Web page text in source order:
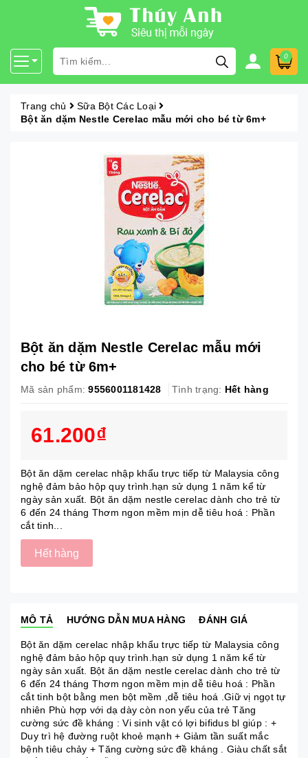
0
Trang chủ
Sữa Bột Các Loại
Bột ăn dặm Nestle Cerelac mẫu mới cho bé từ 6m+
Bột ăn dặm Nestle Cerelac mẫu mới
cho bé từ 6m+
Mã sản phẩm: 9556001181428 Tình trạng: Hết hàng
61.200₫
Bột ăn dặm cerelac nhập khẩu trực tiếp từ Malaysia công
nghệ đảm bảo hộp quy trình.hạn sử dụng 1 năm kể từ
ngày sản xuất. Bột ăn dặm nestle cerelac dành cho trẻ từ
6 đến 24 tháng Thơm ngon mềm mịn dễ tiêu hoá : Phần
cắt tinh...
Hết hàng
MÔ TẢ HƯỚNG DẪN MUA HÀNG ĐÁNH GIÁ
Bột ăn dặm cerelac nhập khẩu trực tiếp từ Malaysia công
nghệ đảm bảo hộp quy trình.hạn sử dụng 1 năm kể từ
ngày sản xuất. Bột ăn dặm nestle cerelac dành cho trẻ từ
6 đến 24 tháng Thơm ngon mềm mịn dễ tiêu hoá : Phần
cắt tinh bột bằng men bột mềm ,dễ tiêu hoá .Giữ vị ngọt tự
nhiên Phù hợp với dạ dày còn non yếu của trẻ Tăng
cường sức đề kháng : Vi sinh vật có lợi bifidus bl giúp : +
Duy trì hệ đường ruột khoẻ mạnh + Giảm tần suất mắc
bệnh tiêu chảy + Tăng cường sức đề kháng . Giàu chất sắt